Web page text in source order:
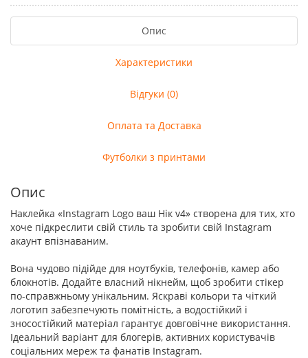
Опис
Характеристики
Відгуки (0)
Оплата та Доставка
Футболки з принтами
Опис
Наклейка «Instagram Logo ваш Нік v4» створена для тих, хто
хоче підкреслити свій стиль та зробити свій Instagram
акаунт впізнаваним.
Вона чудово підійде для ноутбуків, телефонів, камер або
блокнотів. Додайте власний нікнейм, щоб зробити стікер
по-справжньому унікальним. Яскраві кольори та чіткий
логотип забезпечують помітність, а водостійкий і
зносостійкий матеріал гарантує довговічне використання.
Ідеальний варіант для блогерів, активних користувачів
соціальних мереж та фанатів Instagram.